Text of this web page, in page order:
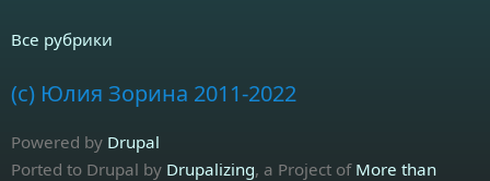
Все рубрики
(c) Юлия Зорина 2011-2022
Powered by Drupal
Ported to Drupal by Drupalizing, a Project of More than